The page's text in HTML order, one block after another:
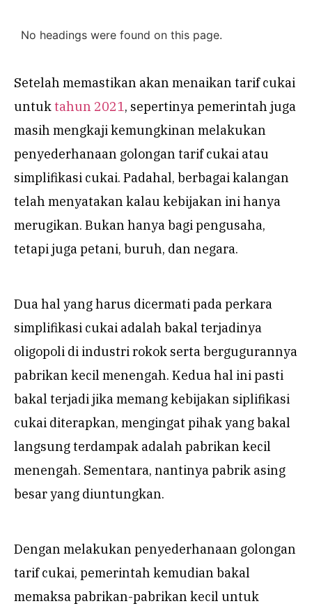
No headings were found on this page.
Setelah memastikan akan menaikan tarif cukai
untuktahun 2021, sepertinya pemerintah juga
masih mengkaji kemungkinan melakukan
penyederhanaan golongan tarif cukai atau
simplifikasi cukai. Padahal, berbagai kalangan
telah menyatakan kalau kebijakan ini hanya
merugikan. Bukan hanya bagi pengusaha,
tetapi juga petani, buruh, dan negara.
Dua hal yang harus dicermati pada perkara
simplifikasi cukai adalah bakal terjadinya
oligopoli di industri rokok serta bergugurannya
pabrikan kecil menengah. Kedua hal ini pasti
bakal terjadi jika memang kebijakan siplifikasi
cukai diterapkan, mengingat pihak yang bakal
langsung terdampak adalah pabrikan kecil
menengah. Sementara, nantinya pabrik asing
besar yang diuntungkan.
Dengan melakukan penyederhanaan golongan
tarif cukai, pemerintah kemudian bakal
memaksa pabrikan-pabrikan kecil untuk